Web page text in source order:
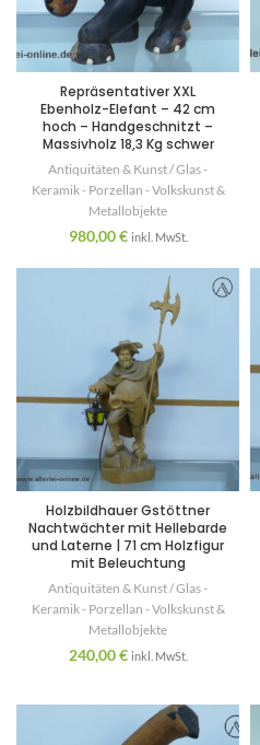
Repräsentativer XXL
Ebenholz-Elefant – 42 cm
hoch – Handgeschnitzt –
Massivholz 18,3 Kg schwer
Antiquitäten & Kunst / Glas -
Keramik - Porzellan - Volkskunst &
Metallobjekte
980,00€ inkl. MwSt.
Holzbildhauer Gstöttner
Nachtwächter mit Hellebarde
und Laterne | 71 cm Holzfigur
mit Beleuchtung
Antiquitäten & Kunst / Glas -
Keramik - Porzellan - Volkskunst &
Metallobjekte
240,00€ inkl. MwSt.